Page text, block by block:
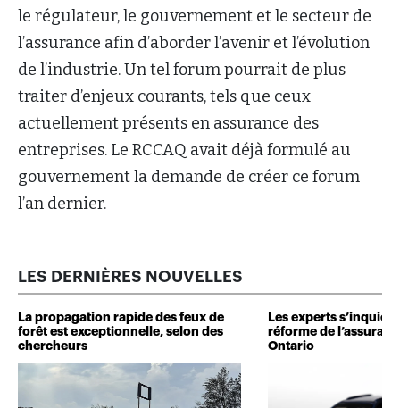
le régulateur, le gouvernement et le secteur de
l’assurance afin d’aborder l’avenir et l’évolution
de l’industrie. Un tel forum pourrait de plus
traiter d’enjeux courants, tels que ceux
actuellement présents en assurance des
entreprises. Le RCCAQ avait déjà formulé au
gouvernement la demande de créer ce forum
l’an dernier.
LES DERNIÈRES NOUVELLES
La propagation rapide des feux de
forêt est exceptionnelle, selon des
chercheurs
Les experts
réforme de
Ontario